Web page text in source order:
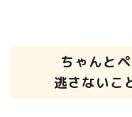
ちゃんと
逃さないこ